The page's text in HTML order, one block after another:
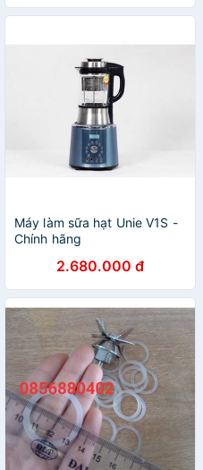
Máy làm sữa hạt Unie V1S -
Chính hãng
2.680.000 đ